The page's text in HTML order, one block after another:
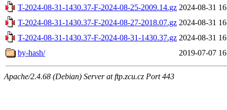
T-2024-08-31-1430.37-F-2024-08-25-2009.14.gz 2024-08-31
T-2024-08-31-1430.37-F-2024-08-27-2018.07.gz 2024-08-31
T-2024-08-31-1430.37-F-2024-08-31-1430.37.gz 2024-08-31
by-hash/
2019-07-07
Apache/2.4.68 (Debian) Server at ftp.zcu.cz Port 443